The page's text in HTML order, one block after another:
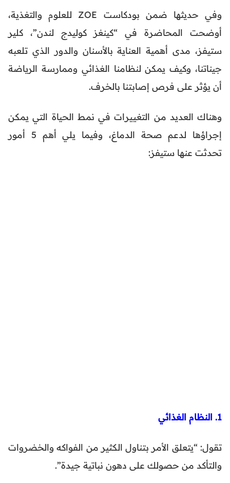
وفي حديثها ضمن بودكاست ZOE للعلوم والتغذية،
أوضحت المحاضرة في “كينغز كوليدج لندن”، كلير
ستيفز، مدى أهمية العناية بالأسنان والدور الذي تلعبه
جيناتنا، وكيف يمكن لنظامنا الغذائي وممارسة الرياضة
أن يؤثر على فرص إصابتنا بالخرف.
وهناك العديد من التغييرات في نمط الحياة التي يمكن
إجراؤها لدعم صحة الدماغ، وفيما يلي أهم 5 أمور
تحدثت عنها ستيفز:
1. النظام الغذائي
تقول: “يتعلق الأمر بتناول الكثير من الفواكه والخضروات
والتأكد من حصولك على دهون نباتية جيدة”.